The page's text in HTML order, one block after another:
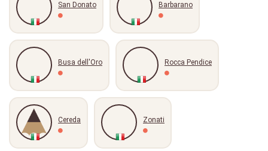
San Donato Barbarano
Busa dell'Oro Rocca Pendice
Cereda Zonati